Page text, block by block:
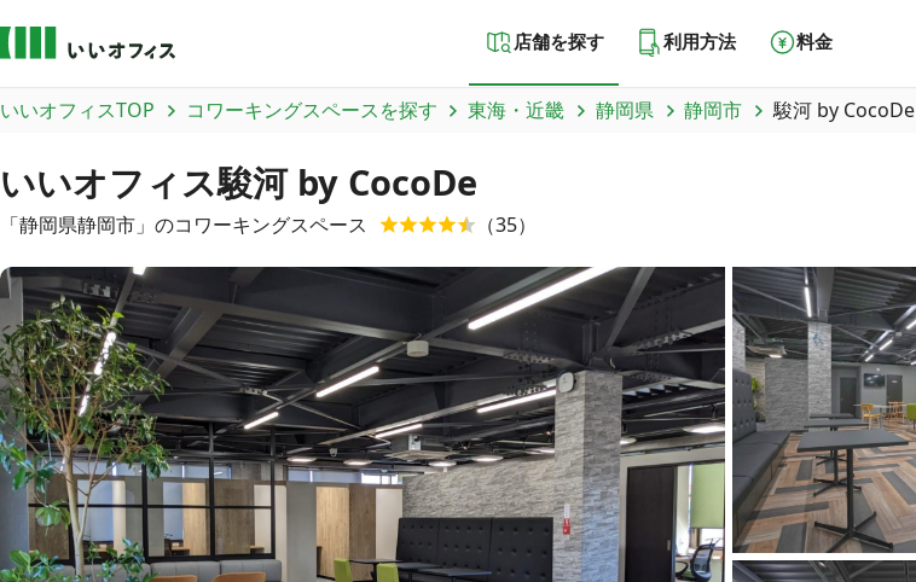
店舗を探す 利用方法 料金
いいオフィスTOP コワーキングスペースを探す 東海・近畿 静岡県 静岡市 駿河 by CocoDe
いいオフィス駿河 by CocoDe
「静岡県静岡市 」のコワーキングスペース （35）